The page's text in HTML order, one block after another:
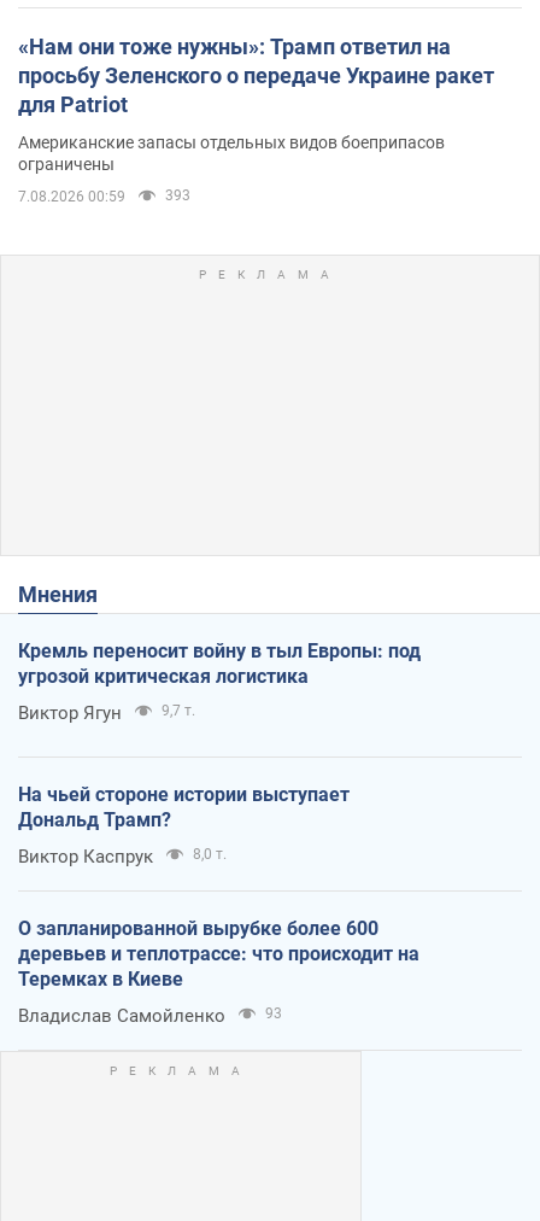
«Нам они тоже нужны»: Трамп ответил на
просьбу Зеленского о передаче Украине ракет
для Patriot
Американские запасы отдельных видов боеприпасов
ограничены
7.08.2026 00:59 393
Мнения
Кремль переносит войну в тыл Европы: под
угрозой критическая логистика
Виктор Ягун 9,7 т.
На чьей стороне истории выступает
Дональд Трамп?
Виктор Каспрук 8,0 т.
О запланированной вырубке более 600
деревьев и теплотрассе: что происходит на
Теремках в Киеве
Владислав Самойленко 93